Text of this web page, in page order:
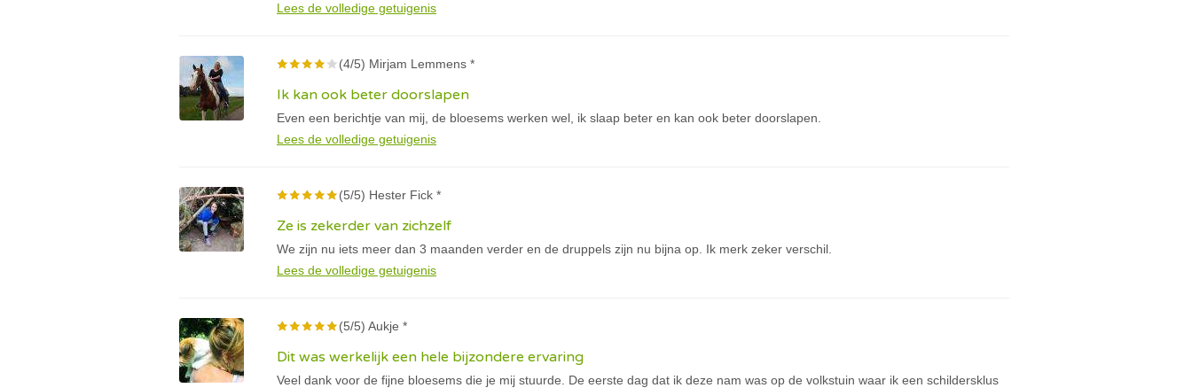
Lees de volledige getuigenis
(4/5) Mirjam Lemmens *
Ik kan ook beter doorslapen
Even een berichtje van mij, de bloesems werken wel, ik slaap beter en kan ook beter doorslapen.
Lees de volledige getuigenis
(5/5) Hester Fick *
Ze is zekerder van zichzelf
We zijn nu iets meer dan 3 maanden verder en de druppels zijn nu bijna op. Ik merk zeker verschil.
Lees de volledige getuigenis
(5/5) Aukje *
Dit was werkelijk een hele bijzondere ervaring
Veel dank voor de fijne bloesems die je mij stuurde. De eerste dag dat ik deze nam was op de volkstuin waar ik een schildersklus